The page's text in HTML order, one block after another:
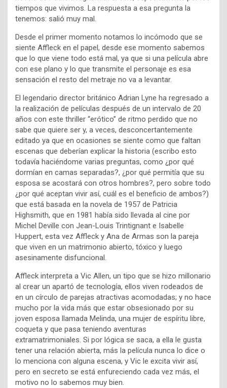
tiempos que vivimos. La respuesta a esa pregunta la
tenemos: salió muy mal.
Desde el primer momento notamos lo incómodo que se
siente Affleck en el papel, desde ese momento sabemos
que lo que viene todo está mal, ya que si una película abre
con ese plano y lo que transmite el personaje es esa
sensación el resto del metraje no va a levantar.
El legendario director británico Adrian Lyne ha regresado a
la realización de películas después de un intervalo de 20
años con este thriller “erótico” de ritmo perdido que no
sabe que quiere ser y, a veces, desconcertantemente
editado ya que en ocasiones se siente como que faltan
escenas que deberían explicar la historia (escribo esto
todavía haciéndome varias preguntas, como ¿por qué
dormían en camas separadas?, ¿por qué permitía que su
esposa se acostará con otros hombres?, pero sobre todo
¿por qué aceptan vivir así, cuál es el beneficio de ambos?)
que está basada en la novela de 1957 de Patricia
Highsmith, que en 1981 había sido llevada al cine por
Michel Deville con Jean-Louis Trintignant e Isabelle
Huppert, esta vez Affleck y Ana de Armas son la pareja
que viven en un matrimonio abierto, tóxico y luego
asesinamente disfuncional.
Affleck interpreta a Vic Allen, un tipo que se hizo millonario
al crear un apartó de tecnología, ellos viven rodeados de
en un círculo de parejas atractivas acomodadas; y no hace
mucho por la vida más que estar obsesionado por su
joven esposa llamada Melinda, una mujer de espíritu libre,
coqueta y que pasa teniendo aventuras
extramatrimoniales. Si por lógica se saca, a ella le gusta
tener una relación abierta, más la película nunca lo dice o
lo menciona con alguna escena, y Vic le excita vivir así,
pero en secreto se está enfureciendo cada vez más, el
motivo no lo sabemos muy bien.